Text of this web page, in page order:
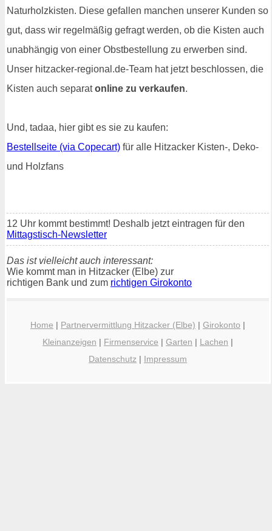
Naturholzkisten. Diese gefallen manchen unserer Kunden so
gut, dass wir regelmäßig gefragt werden, ob die Kisten auch
unabhängig von einer Obstbestellung zu erwerben sind.
Unser hitzacker-regional.de-Team hat jetzt beschlossen, die
Kisten auch separatonline zu verkaufen.
Und, tadaa, hier gibt es sie zu kaufen:
Bestellseite (via Copecart) für alle Hitzacker Kisten-, Deko-
und Holzfans
12 Uhr kommt bestimmt! Deshalb jetzt eintragen für den
Mittagstisch-Newsletter
Das ist vielleicht auch interessant:
Wie kommt man in Hitzacker (Elbe) zur
richtigen Bank und zum richtigen Girokonto
Home | Partnervermittlung Hitzacker (Elbe) | Girokonto |
Kleinanzeigen | Firmenservice | Garten | Lachen |
Datenschutz | Impressum